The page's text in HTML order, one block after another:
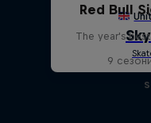
Red Bull
The year's
9